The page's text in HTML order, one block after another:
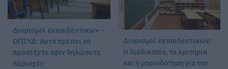
Διορισμοί εκπαιδευτικών –
ΟΠΣΥΔ: Αυτά πρέπει να
προσέξετε πριν δηλώσετε
περιοχές
Διορισμοί εκπαιδευτικών:
Η διαδικασία, τα κριτήρια
και η μοριοδότηση για την